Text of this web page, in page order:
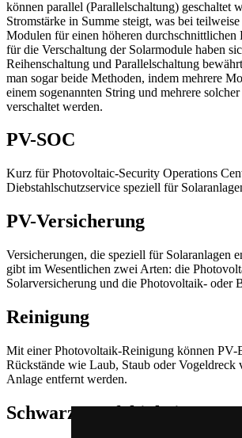
können parallel (Parallelschaltung) geschaltet
Stromstärke in Summe steigt, was bei teilweise
Modulen für einen höheren durchschnittlichen
für die Verschaltung der Solarmodule haben
Reihenschaltung und Parallelschaltung
man sogar beide Methoden, indem mehrere
einem sogenannten String und mehrere
verschaltet werden.
PV-SOC
Kurz für Photovoltaic-Security Operations
Diebstahlschutzservice speziell für
PV-Versicherung
Versicherungen, die speziell für Solaranlagen
gibt im Wesentlichen zwei Arten: die
Solarversicherung und die Photovoltaik- oder
Reinigung
Mit einer Photovoltaik-Reinigung können PV-
Rückstände wie Laub, Staub oder Vogeldreck
Anlage entfernt werden.
Schwarzstartfähigkeit